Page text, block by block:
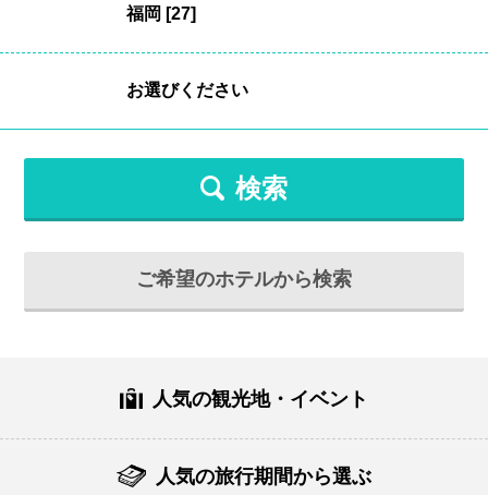
検索
ご希望のホテルから検索
人気の観光地・イベント
人気の旅行期間から選ぶ